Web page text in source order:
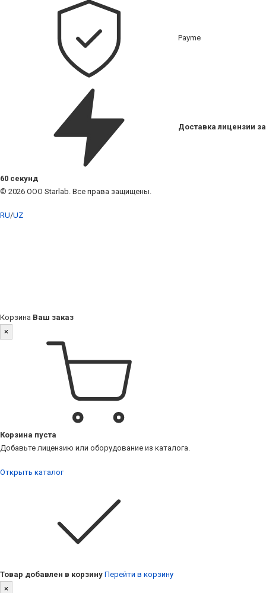
Payme
Доставка лицензии за
60 секунд
© 2026 ООО Starlab. Все права защищены.
RU/UZ
Корзина Ваш заказ
×
Корзина пуста
Добавьте лицензию или оборудование из каталога.
Открыть каталог
Товар добавлен в корзину Перейти в корзину
×